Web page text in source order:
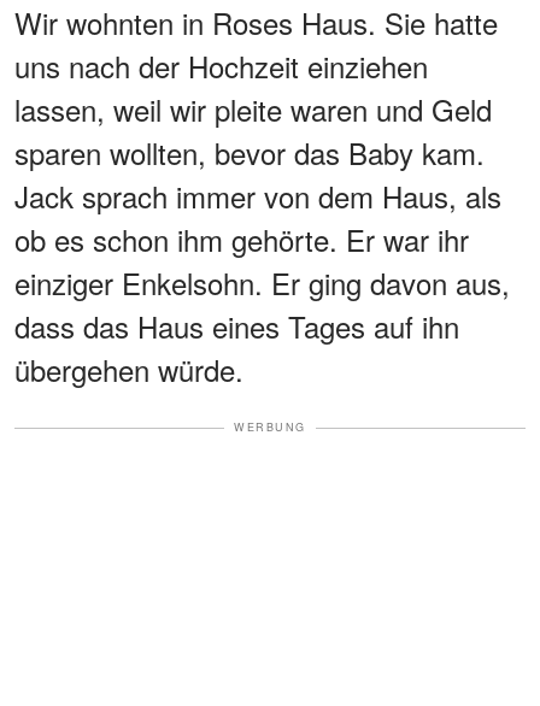
Wir wohnten in Roses Haus. Sie hatte
uns nach der Hochzeit einziehen
lassen, weil wir pleite waren und Geld
sparen wollten, bevor das Baby kam.
Jack sprach immer von dem Haus, als
ob es schon ihm gehörte. Er war ihr
einziger Enkelsohn. Er ging davon aus,
dass das Haus eines Tages auf ihn
übergehen würde.
WERBUNG